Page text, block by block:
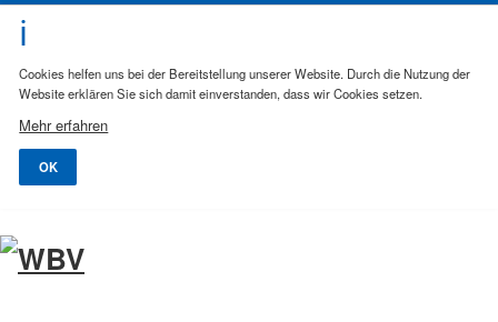
Cookies helfen uns bei der Bereitstellung unserer Website. Durch die Nutzung der
Website erklären Sie sich damit einverstanden, dass wir Cookies setzen.
Mehr erfahren
OK